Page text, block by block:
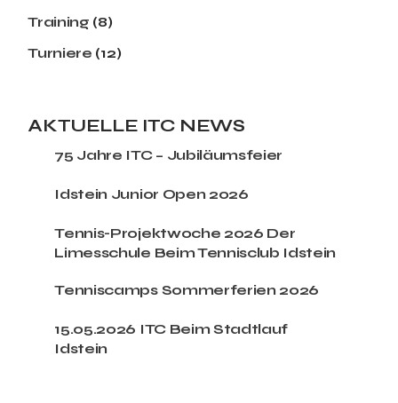
Training (8)
Turniere (12)
AKTUELLE ITC NEWS
75 Jahre ITC – Jubiläumsfeier
Idstein Junior Open 2026
Tennis-Projektwoche 2026 Der
Limesschule Beim Tennisclub Idstein
Tenniscamps Sommerferien 2026
15.05.2026 ITC Beim Stadtlauf
Idstein